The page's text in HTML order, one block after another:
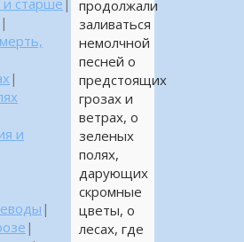
продолжали
заливаться
немолчной
песней о
предстоящих
грозах и
ветрах, о
зеленых
полях,
дарующих
скромные
цветы, о
лесах, где
старше |
|
|
и
|
|